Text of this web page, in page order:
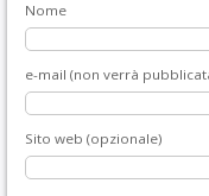
Nome
e-mail (non verrà
Sito web (opzionale)